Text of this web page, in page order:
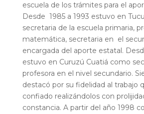
escuela de los trámites para el
Desde 1985 a 1993 estuvo en
secretaria de la escuela primaria,
matemática, secretaria en el
encargada del aporte estatal.
estuvo en Curuzú Cuatiá como
profesora en el nivel secundario.
destacó por su fidelidad al trabajo
confiado realizándolos con
constancia. A partir del año 1998